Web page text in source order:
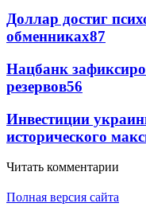
Доллар достиг
обменниках87
Нацбанк
резервов56
Инвестиции
исторического
Читать комментарии
Полная версия сайта